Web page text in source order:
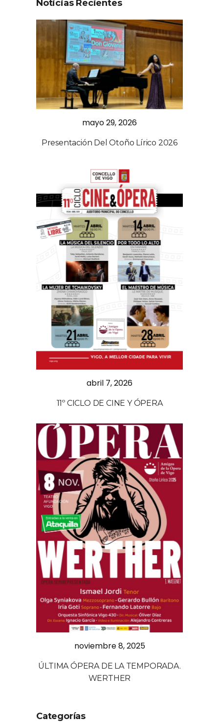
Noticias Recientes
mayo 29, 2026
Presentación Del Otoño Lírico 2026
abril 7, 2026
11º CICLO DE CINE Y ÓPERA
noviembre 8, 2025
ÚLTIMA ÓPERA DE LA TEMPORADA.
WERTHER
Categorías